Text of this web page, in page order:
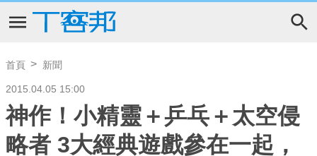
首頁 新聞
2015.04.05 15:00
神作！小精靈＋乒乓＋太空侵
略者 3大經典遊戲參在一起，